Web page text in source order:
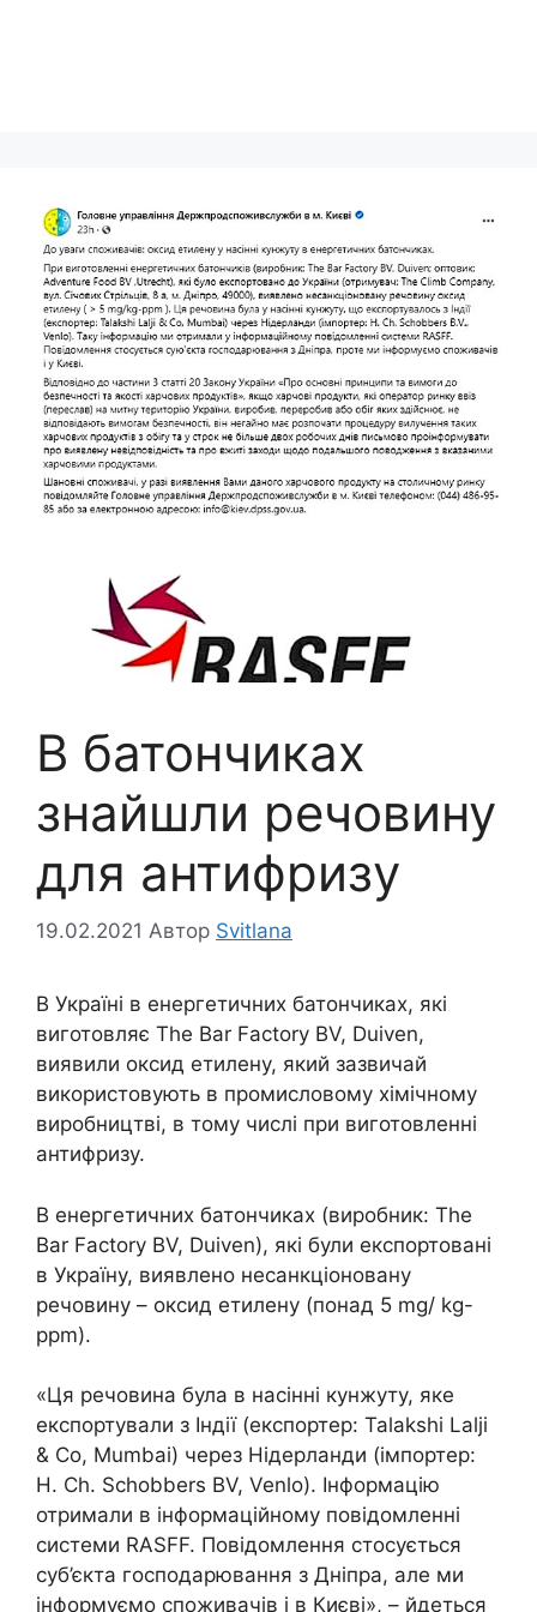
В батончиках
знайшли речовину
для антифризу
19.02.2021 Автор Svitlana
В Україні в енергетичних батончиках, які
виготовляє The Bar Factory BV, Duiven,
виявили оксид етилену, який зазвичай
використовують в промисловому хімічному
виробництві, в тому числі при виготовленні
антифризу.
В енергетичних батончиках (виробник: The
Bar Factory BV, Duiven), які були експортовані
в Україну, виявлено несанкціоновану
речовину – оксид етилену (понад 5 mg/ kg-
ppm).
«Ця речовина була в насінні кунжуту, яке
експортували з Індії (експортер: Talakshi Lalji
& Co, Mumbai) через Нідерланди (імпортер:
H. Ch. Schobbers BV, Venlo). Інформацію
отримали в інформаційному повідомленні
системи RASFF. Повідомлення стосується
суб’єкта господарювання з Дніпра, але ми
інформуємо споживачів і в Києві», – йдеться